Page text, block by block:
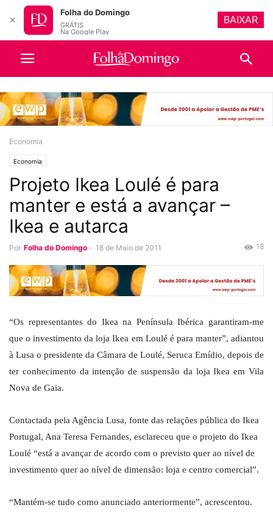
Economia
Economia
Projeto Ikea Loulé é para
manter e está a avançar –
Ikea e autarca
Por Folha do Domingo - 18 de Maio de 2011 18
“Os representantes do Ikea na Península Ibérica garantiram-me
que o investimento da loja Ikea em Loulé é para manter”, adiantou
à Lusa o presidente da Câmara de Loulé, Seruca Emídio, depois de
ter conhecimento da intenção de suspensão da loja Ikea em Vila
Nova de Gaia.
Contactada pela Agência Lusa, fonte das relações pública do Ikea
Portugal, Ana Teresa Fernandes, esclareceu que o projeto do Ikea
Loulé “está a avançar de acordo com o previsto quer ao nível de
investimento quer ao nível de dimensão: loja e centro comercial”.
“Mantém-se tudo como anunciado anteriormente”, acrescentou.
✕
Folha do Domingo
GRÁTIS
Na Google Play
BAIXAR